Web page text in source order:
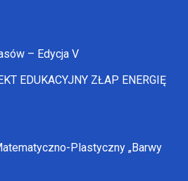
– Edycja V
EDUKACYJNY ZŁAP ENERGIĘ
Plastyczny „Barwy